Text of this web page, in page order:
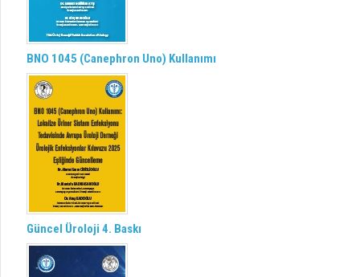
BNO 1045 (Canephron Uno) Kullanımı
Güncel Üroloji 4. Baskı